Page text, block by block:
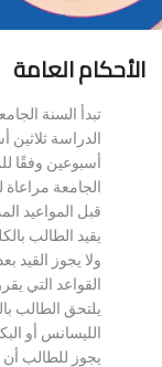
الأحكام العامة
تبدأ السنة
الدراسة
أسبوعين وفقًا
الجامعة مراعاة
قبل المواعيد
يقيد الطالب
ولا يجوز القيد
القواعد التي
يلتحق الطالب
الليسانس أو
يجوز للطالب